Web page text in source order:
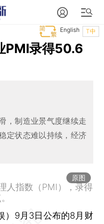
T中
English
PMI录得50.6
，制造业景气度继续走
定状态难以持续，经济
原图
人指数（PMI），录得
9月3日公布的8月财